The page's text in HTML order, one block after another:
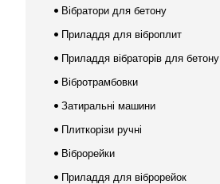
Вібратори для бетону
Приладдя для віброплит
Приладдя вібраторів для бетону
Вібротрамбовки
Затиральні машини
Плиткорізи ручні
Віброрейки
Приладдя для віброрейок